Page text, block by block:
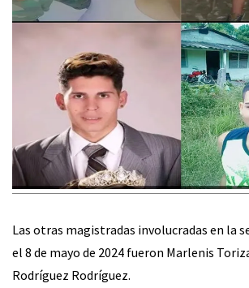
Las otras magistradas involucradas en la
el 8 de mayo de 2024 fueron Marlenis
Rodríguez Rodríguez.